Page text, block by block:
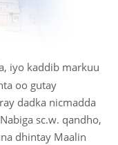
iyo kaddib markuu
oo gutay
dadka nicmadda
sc.w. qandho,
dhintay Maalin